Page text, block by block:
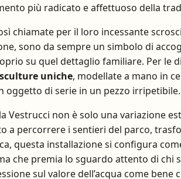
più radicato e affettuoso della
chiamate per il loro incessante
sono da sempre un simbolo di
su quel dettaglio familiare. Per le
uniche, modellate a mano in
oggetto di serie in un pezzo irripetibile.
Vestrucci non è solo una variazione
a percorrere i sentieri del parco,
questa installazione si configura
che premia lo sguardo attento di chi
sul valore dell’acqua come bene